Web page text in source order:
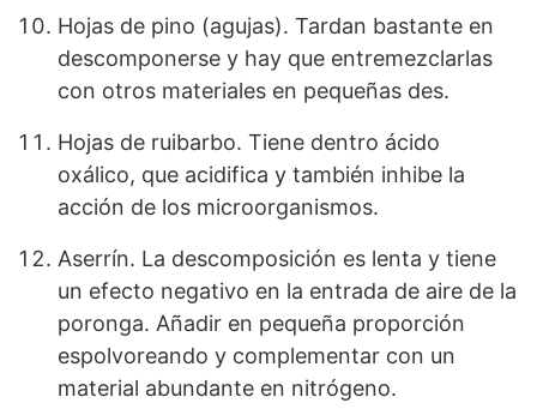
Hojas de pino (agujas). Tardan bastante en
descomponerse y hay que entremezclarlas
con otros materiales en pequeñas des.
Hojas de ruibarbo. Tiene dentro ácido
oxálico, que acidifica y también inhibe la
acción de los microorganismos.
Aserrín. La descomposición es lenta y tiene
un efecto negativo en la entrada de aire de la
poronga. Añadir en pequeña proporción
espolvoreando y complementar con un
material abundante en nitrógeno.